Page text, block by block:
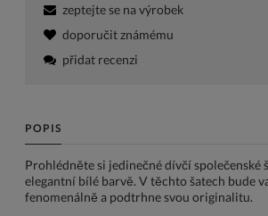
zeptejte se na výrobek
doporučit známému
přidat recenzi
POPIS
Prohlédněte si jedinečné dívčí společenské
elegantní bílé barvě. V těchto šatech bude
fenomenálně a podtrhne svou originalitu.